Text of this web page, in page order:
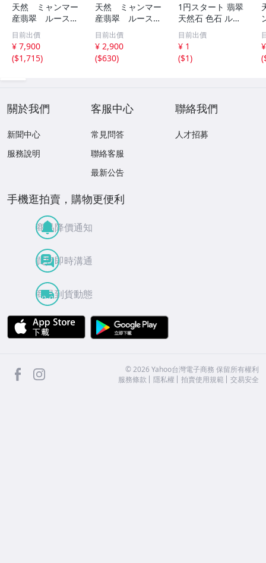
天然 ミャンマー
産翡翠 ルース
瓜 氷のように透
き通る 17ｘ8.5
ｘ2.4ｍｍ 3.5ct
と 17.6ｘ11
目前出價
¥ 7,900
($1,715)
天然 ミャンマー
産翡翠 ルース
18ｘ12.8ｍ
ｍ 40.5ct と
18.4ｘ13.3ｍｍ
43ct 注意事項
目前出價
¥ 2,900
($630)
1円スタート 翡翠
天然石 色石 ルー
ス まとめ 大量 ジ
ュエリー 宝石 総
重量約49.0g ヒス
イ HE0806ろ
目前出價
¥ 1
($1)
(
關於我們
新聞中心
服務說明
客服中心
常見問答
聯絡客服
最新公告
聯絡我們
人才招募
手機逛拍賣，購物更便利
商品降價通知
買賣即時溝通
商品到貨動態
APP Store
facebook ©2026 Yahoo台灣電子商務 保留所有權利
服務條款
隱私權 拍賣使用規範 交易安全